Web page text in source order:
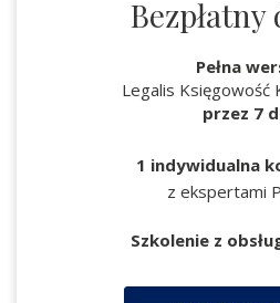
Bezpłatny
Pełna
Legalis Księgowość
przez 7
1 indywidualna
z ekspertami
Szkolenie z